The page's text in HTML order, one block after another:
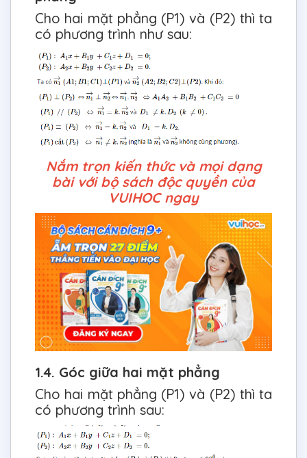
Cho hai mặt phẳng (P1) và (P2) thì ta
có phương trình như sau:
Nắm trọn kiến thức và mọi dạng
bài với bộ sách độc quyền của
VUIHOC ngay
1.4. Góc giữa hai mặt phẳng
Cho hai mặt phẳng (P1) và (P2) thì ta
có phương trình sau: